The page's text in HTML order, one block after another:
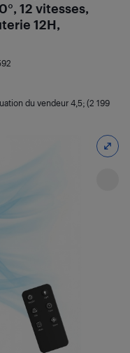
12 vitesses,
12H,
du vendeur 4,5; (2 199